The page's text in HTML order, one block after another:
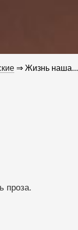
⇒ Жизнь наша...
проза.